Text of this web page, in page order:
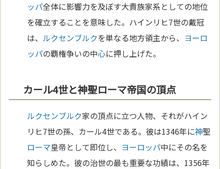
ッパ全体に影響力を及ぼす大貴族家系としての地位
を確立することを意味した。ハインリヒ7世の戴冠
は、 ルクセンブルクを単なる地方領主から、 ヨーロ
ッパの覇権争いの中心に押し上げた。
カール4世と神聖ローマ帝国の頂点
ルクセンブルク家の頂点に立つ人物、それがハイン
リヒ7世の孫、カール4世である。彼は1346年に神聖
ローマ皇帝として即位し、 ヨーロッパ中にその名を
知らしめた。彼の治世の最も重要な功績は、1356年